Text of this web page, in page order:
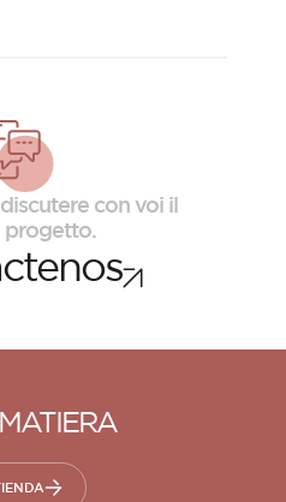
con voi il
progetto.